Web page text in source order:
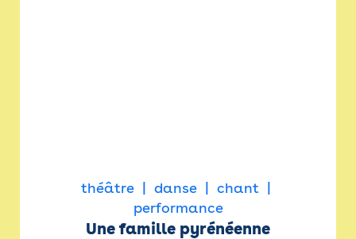
théâtre danse
chant
performance
Une famille pyrénéenne